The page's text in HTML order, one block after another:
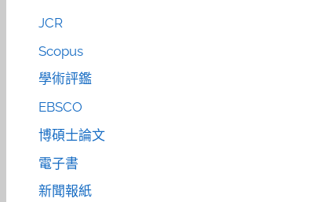
JCR
Scopus
學術評鑑
EBSCO
博碩士論文
電子書
新聞報紙